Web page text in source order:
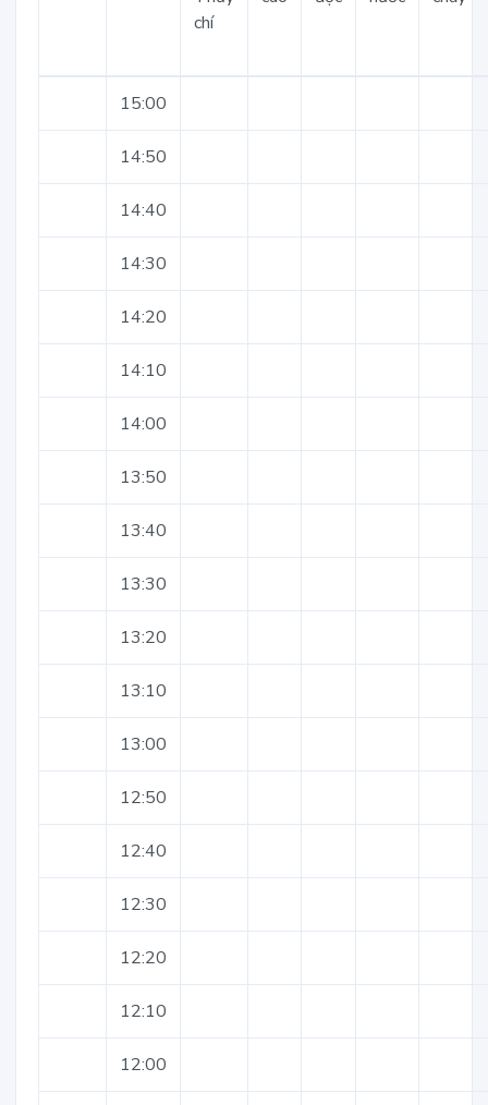
chí
15:00
14:50
14:40
14:30
14:20
14:10
14:00
13:50
13:40
13:30
13:20
13:10
13:00
12:50
12:40
12:30
12:20
12:10
12:00